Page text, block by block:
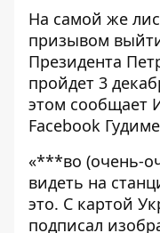
На самой же
призывом
Президента
пройдет 3
этом сообщает
Facebook
«***во (очень-
видеть на
это. С картой
подписал